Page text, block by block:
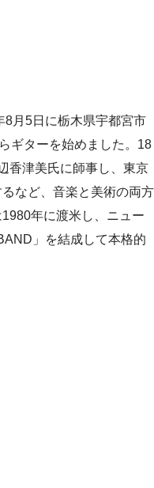
8月5日に栃木県宇都宮市
ギターを始めました。18
香津美氏に師事し、東京
など、音楽と美術の両方
年に渡米し、ニュー
」を結成して本格的